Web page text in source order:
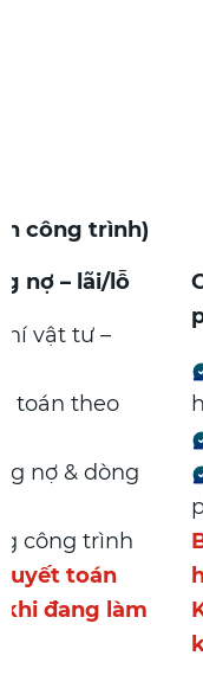
công trình)
nợ – lãi/lỗ
vật tư –
toán theo
nợ & dòng
công trình
toán
đang làm